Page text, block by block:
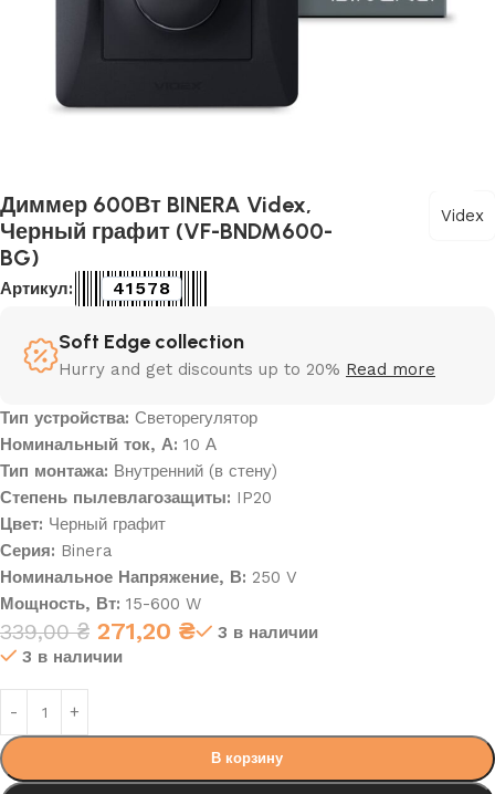
Диммер 600Вт BINERA Videx,
Черный графит (VF-BNDM600-
BG)
Videx
Артикул: 41578
Soft Edge collection
Hurry and get discounts up to 20% Read more
Тип устройства: Светорегулятор
Номинальный ток, А: 10 А
Тип монтажа: Внутренний (в стену)
Степень пылевлагозащиты: IP20
Цвет: Черный графит
Серия: Binera
Номинальное Напряжение, В: 250 V
Мощность, Вт: 15-600 W
339,00₴ 271,20 ₴
3 в наличии
3 в наличии
В корзину